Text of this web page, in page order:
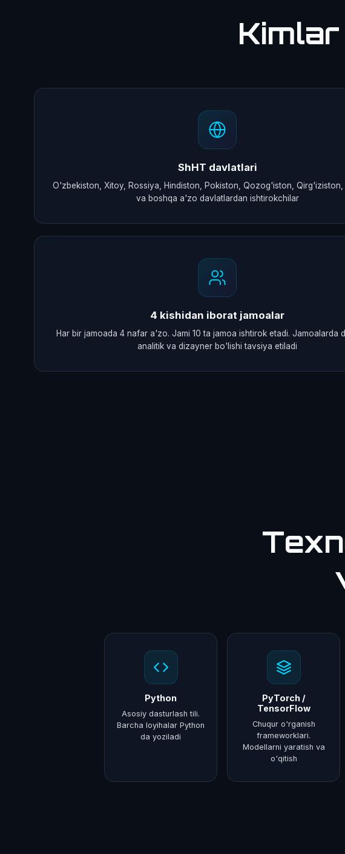
Kimlar
ShHT davlatlari
O'zbekiston, Xitoy, Rossiya, Hindiston, Pokiston, Qozog'iston, Qirg'iziston,
va boshqa a'zo davlatlardan ishtirokchilar
4 kishidan iborat jamoalar
Har bir jamoada 4 nafar a'zo. Jami 10 ta jamoa ishtirok etadi. Jamoalarda
analitik va dizayner bo'lishi tavsiya etiladi
Python
Asosiy dasturlash tili.
Barcha loyihalar Python
da yoziladi
PyTorch /
TensorFlow
Chuqur o'rganish
frameworklari.
Modellarni yaratish va
o'qitish